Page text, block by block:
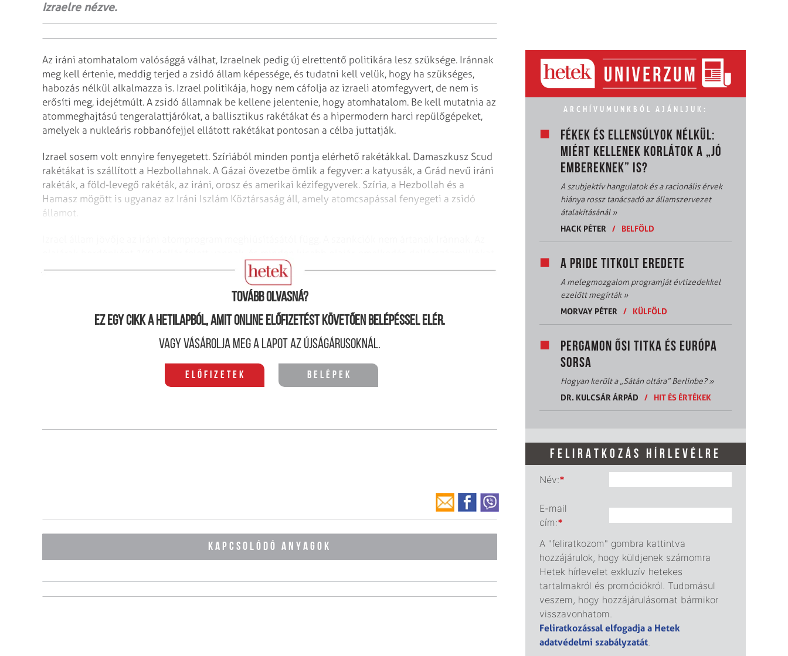
Izraelre nézve.
Az iráni atomhatalom valósággá válhat, Izraelnek pedig új elrettentő politikára lesz szüksége. Iránnak
meg kell értenie, meddig terjed a zsidó állam képessége, és tudatni kell velük, hogy ha szükséges,
habozás nélkül alkalmazza is. Izrael politikája, hogy nem cáfolja az izraeli atomfegyvert, de nem is
erősíti meg, idejétmúlt. A zsidó államnak be kellene jelentenie, hogy atomhatalom. Be kell mutatnia az
atommeghajtású tengeralattjárókat, a ballisztikus rakétákat és a hipermodern harci repülőgépeket,
amelyek a nukleáris robbanófejjel ellátott rakétákat pontosan a célba juttatják.
Izrael sosem volt ennyire fenyegetett. Szíriából minden pontja elérhető rakétákkal. Damaszkusz Scud
rakétákat is szállított a Hezbollahnak. A Gázai övezetbe ömlik a fegy­ver: a katyusák, a Grád nevű iráni
rakéták, a föld-levegő rakéták, az iráni, orosz és amerikai kézifegyverek. Szíria, a Hezbollah és a
Hamasz mögött is ugyanaz az Iráni Iszlám Köztársaság áll, amely atomcsapással fenyegeti a zsidó
államot.
juttat az iráni kincstárnak.
Tovább olvasná?
Ez egy cikk a hetilapból, amit online előfizetést követően belépéssel elér.
Vagy vásárolja meg a lapot az újságárusoknál.
Előfizetek Belépek
KAPCSOLÓDÓ ANYAGOK
ARCHÍVUMUNKBÓL AJÁNLJUK:
FÉKEK ÉS ELLENSÚLYOK NÉLKÜL:
MIÉRT KELLENEK KORLÁTOK A „JÓ
EMBEREKNEK” IS?
A szubjektív hangulatok és a racionális érvek
hiánya rossz tanácsadó az államszervezet
átalakításánál»
HACK PÉTER
/ BELFÖLD
A PRIDE TITKOLT EREDETE
A melegmozgalom programját évtizedekkel
ezelőtt megírták»
MORVAY PÉTER
/ KÜLFÖLD
PERGAMON ŐSI TITKA ÉS EURÓPA
SORSA
Hogyan került a „Sátán oltára” Berlinbe?»
DR. KULCSÁR ÁRPÁD
/ HIT ÉS ÉRTÉKEK
FELIRATKOZÁS HÍRLEVÉLRE
Név:*
E-mail
cím:*
A "feliratkozom" gombra kattintva
hozzájárulok, hogy küldjenek számomra
Hetek hírlevelet exkluzív hetekes
tartalmakról és promóciókról. Tudomásul
veszem, hogy hozzájárulásomat bármikor
visszavonhatom.
Feliratkozással elfogadja a Hetek
adatvédelmi szabályzatát.